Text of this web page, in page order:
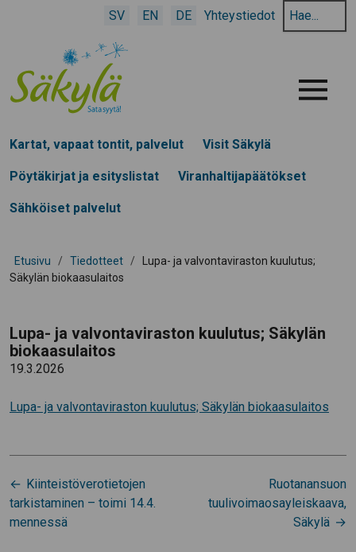
SV EN DE Yhteystiedot
Hae
hakusanalla:
Menu
Kartat, vapaat tontit, palvelut Visit Säkylä
Pöytäkirjat ja esityslistat Viranhaltijapäätökset
Sähköiset palvelut
Etusivu / Tiedotteet /
Lupa- ja valvontaviraston kuulutus;
Säkylän biokaasulaitos
Lupa- ja valvontaviraston kuulutus; Säkylän
biokaasulaitos
19.3.2026
Lupa- ja valvontaviraston kuulutus; Säkylän biokaasulaitos
Artikkelien
selaus
Kiinteistöverotietojen
tarkistaminen – toimi 14.4.
mennessä
Ruotanansuon
tuulivoimaosayleiskaava,
Säkylä